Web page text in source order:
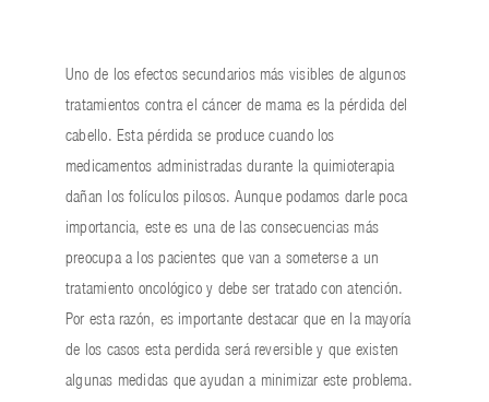
Uno de los efectos secundarios más visibles de algunos
tratamientos contra el cáncer de mama es la pérdida del
cabello. Esta pérdida se produce cuando los
medicamentos administradas durante la quimioterapia
dañan los folículos pilosos. Aunque podamos darle poca
importancia, este es una de las consecuencias más
preocupa a los pacientes que van a someterse a un
tratamiento oncológico y debe ser tratado con atención.
Por esta razón, es importante destacar que en la mayoría
de los casos esta perdida será reversible y que existen
algunas medidas que ayudan a minimizar este problema.